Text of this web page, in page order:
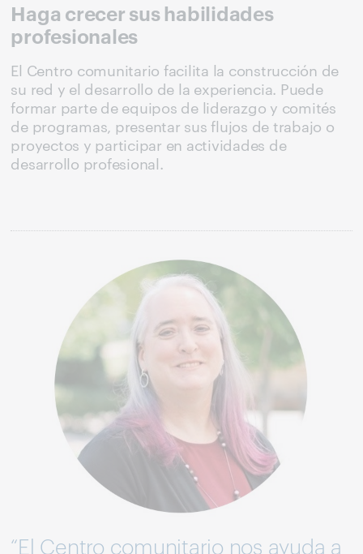
Haga crecer sus habilidades
profesionales
El Centro comunitario facilita la construcción de
su red y el desarrollo de la experiencia. Puede
formar parte de equipos de liderazgo y comités
de programas, presentar sus flujos de trabajo o
proyectos y participar en actividades de
desarrollo profesional.
“El Centro comunitario nos ayuda a